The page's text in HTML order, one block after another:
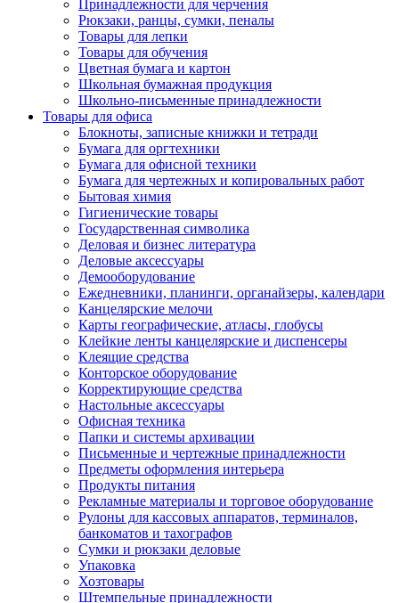
Принадлежности для черчения
Рюкзаки, ранцы, сумки, пеналы
Товары для лепки
Товары для обучения
Цветная бумага и картон
Школьная бумажная продукция
Школьно-письменные принадлежности
Товары для офиса
Блокноты, записные книжки и тетради
Бумага для оргтехники
Бумага для офисной техники
Бумага для чертежных и копировальных работ
Бытовая химия
Гигиенические товары
Государственная символика
Деловая и бизнес литература
Деловые аксессуары
Демооборудование
Ежедневники, планинги, органайзеры, календари
Канцелярские мелочи
Карты географические, атласы, глобусы
Клейкие ленты канцелярские и диспенсеры
Клеящие средства
Конторское оборудование
Корректирующие средства
Настольные аксессуары
Офисная техника
Папки и системы архивации
Письменные и чертежные принадлежности
Предметы оформления интерьера
Продукты питания
Рекламные материалы и торговое оборудование
Рулоны для кассовых аппаратов, терминалов,
банкоматов и тахографов
Сумки и рюкзаки деловые
Упаковка
Хозтовары
Штемпельные принадлежности